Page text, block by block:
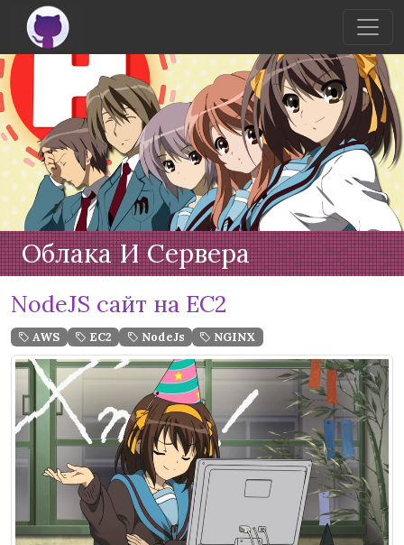
Облака И Сервера
NodeJS сайт на EC2
AWS EC2 NodeJs NGINX